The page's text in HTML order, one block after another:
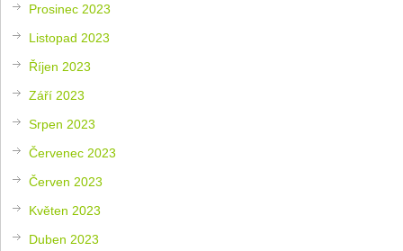
Prosinec 2023
Listopad 2023
Říjen 2023
Září 2023
Srpen 2023
Červenec 2023
Červen 2023
Květen 2023
Duben 2023